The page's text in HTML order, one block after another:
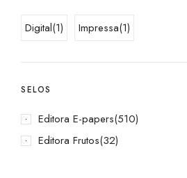
Digital(1) Impressa(1)
SELOS
Editora E-papers(510)
Editora Frutos(32)